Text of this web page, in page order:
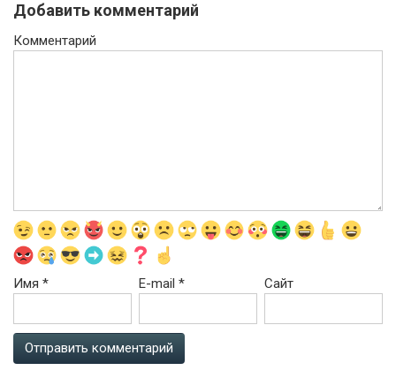
Добавить комментарий
Комментарий
Имя * E-mail* Сайт